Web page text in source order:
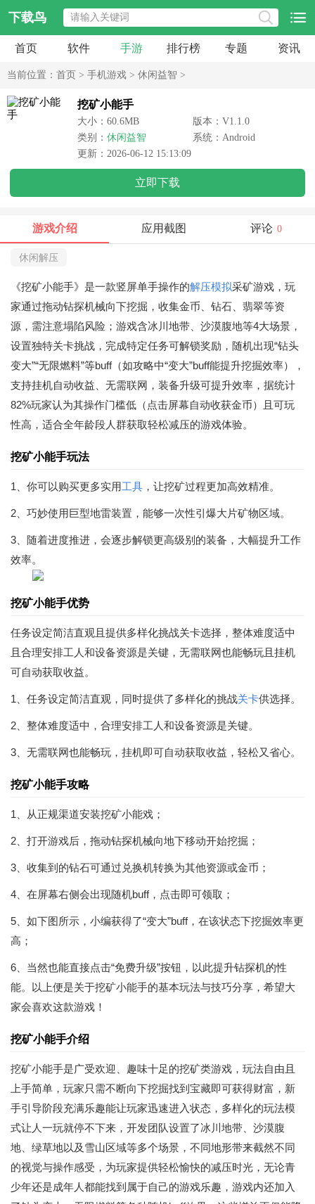
下载鸟
首页 软件 手游 排行榜 专题 资讯
当前位置： 首页 > 手机游戏 > 休闲益智 >
挖矿小能手
大小：60.6MB
版本：V1.1.0
类别： 休闲益智
系统：Android
更新：2026-06-12 15:13:09
立即下载
游戏介绍 应用截图 评论 0
休闲解压
《挖矿小能手》是一款竖屏单手操作的解压模拟采矿游戏，玩
家通过拖动钻探机械向下挖掘，收集金币、钻石、翡翠等资
源，需注意塌陷风险；游戏含冰川地带、沙漠腹地等4大场景，
设置独特关卡挑战，完成特定任务可解锁奖励，随机出现“钻头
变大”“无限燃料”等buff（如攻略中“变大”buff能提升挖掘效率），
支持挂机自动收益、无需联网，装备升级可提升效率，据统计
82%玩家认为其操作门槛低（点击屏幕自动收获金币）且可玩
性高，适合全年龄段人群获取轻松减压的游戏体验。
挖矿小能手玩法
1、你可以购买更多实用工具 ，让挖矿过程更加高效精准。
2、巧妙使用巨型地雷装置，能够一次性引爆大片矿物区域。
3、随着进度推进，会逐步解锁更高级别的装备，大幅提升工作
效率。
挖矿小能手优势
任务设定简洁直观且提供多样化挑战关卡选择，整体难度适中
且合理安排工人和设备资源是关键，无需联网也能畅玩且挂机
可自动获取收益。
1、任务设定简洁直观，同时提供了多样化的挑战关卡供选择。
2、整体难度适中，合理安排工人和设备资源是关键。
3、无需联网也能畅玩，挂机即可自动获取收益，轻松又省心。
挖矿小能手攻略
1、从正规渠道安装挖矿小能戏；
2、打开游戏后，拖动钻探机械向地下移动开始挖掘；
3、收集到的钻石可通过兑换机转换为其他资源或金币；
4、在屏幕右侧会出现随机buff，点击即可领取；
5、如下图所示，小编获得了“变大”buff，在该状态下挖掘效率更
高；
6、当然也能直接点击“免费升级”按钮，以此提升钻探机的性
能。以上便是关于挖矿小能手的基本玩法与技巧分享，希望大
家会喜欢这款游戏！
挖矿小能手介绍
挖矿小能手是广受欢迎、趣味十足的挖矿类游戏，玩法自由且
上手简单，玩家只需不断向下挖掘找到宝藏即可获得财富，新
手引导阶段充满乐趣能让玩家迅速进入状态，多样化的玩法模
式让人一玩就停不下来，开发团队设置了冰川地带、沙漠腹
地、绿草地以及雪山区域等多个场景，不同地形带来截然不同
的视觉与操作感受，为玩家提供轻松愉快的减压时光，无论青
少年还是成年人都能找到属于自己的游戏乐趣，游戏内还加入